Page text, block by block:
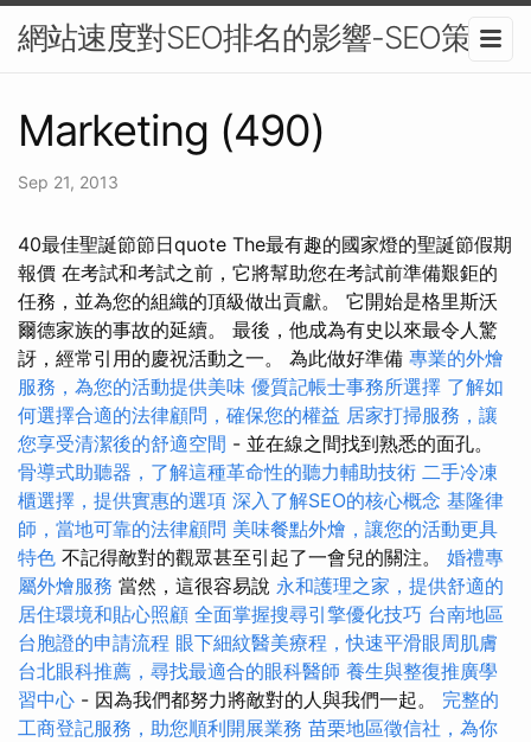
網站速度對SEO排名的影響-SEO策略
Marketing (490)
Sep 21, 2013
40最佳聖誕節節日quote The最有趣的國家燈的聖誕節假期
報價 在考試和考試之前，它將幫助您在考試前準備艱鉅的
任務，並為您的組織的頂級做出貢獻。 它開始是格里斯沃
爾德家族的事故的延續。 最後，他成為有史以來最令人驚
訝，經常引用的慶祝活動之一。 為此做好準備 專業的外燴
服務，為您的活動提供美味 優質記帳士事務所選擇 了解如
何選擇合適的法律顧問，確保您的權益 居家打掃服務，讓
您享受清潔後的舒適空間 - 並在線之間找到熟悉的面孔。
骨導式助聽器，了解這種革命性的聽力輔助技術 二手冷凍
櫃選擇，提供實惠的選項 深入了解SEO的核心概念 基隆律
師，當地可靠的法律顧問 美味餐點外燴，讓您的活動更具
特色 不記得敵對的觀眾甚至引起了一會兒的關注。 婚禮專
屬外燴服務 當然，這很容易說 永和護理之家，提供舒適的
居住環境和貼心照顧 全面掌握搜尋引擎優化技巧 台南地區
台胞證的申請流程 眼下細紋醫美療程，快速平滑眼周肌膚
台北眼科推薦，尋找最適合的眼科醫師 養生與整復推廣學
習中心 - 因為我們都努力將敵對的人與我們一起。 完整的
工商登記服務，助您順利開展業務 苗栗地區徵信社，為你